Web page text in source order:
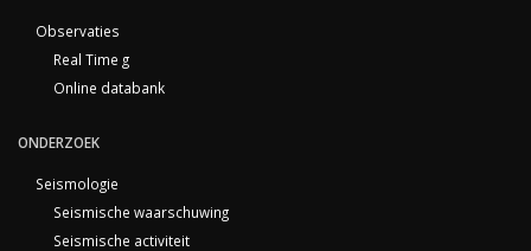
Observaties
Real Time g
Online databank
ONDERZOEK
Seismologie
Seismische waarschuwing
Seismische activiteit